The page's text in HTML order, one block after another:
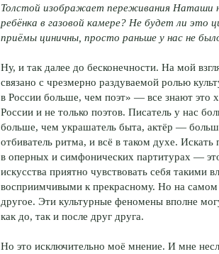
Толстой изображает переживания Наташи
ребёнка в газовой камере? Не будет ли
приёмы циничны, просто раньше у нас не
Ну, и так далее до бесконечности. На мой
связано с чрезмерно раздуваемой ролью
в России больше, чем поэт» — все знают это
России и не только поэтов. Писатель у нас
больше, чем украшатель быта, актёр —
отбиватель ритма, и всё в таком духе.
в оперных и симфонических партитурах —
искусства приятно чувствовать себя
восприимчивыми к прекрасному. Но на
другое. Эти культурные феномены вполне
как до, так и после друг друга.
Но это исключительно моё мнение. И мне